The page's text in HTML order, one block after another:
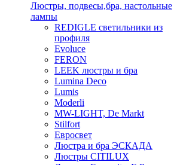
Люстры, подвесы,бра, настольные
лампы
REDIGLE светильники из
профиля
Evoluce
FERON
LEEK люстры и бра
Lumina Deco
Lumis
Moderli
MW-LIGHT, De Markt
Stilfort
Евросвет
Люстра и бра ЭСКАДА
Люстры CITILUX